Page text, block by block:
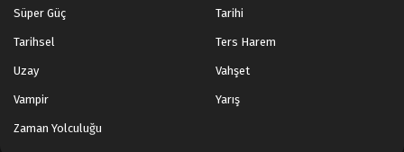
Süper Güç Tarihi
Tarihsel Ters Harem
Uzay Vahşet
Vampir Yarış
Zaman Yolculuğu